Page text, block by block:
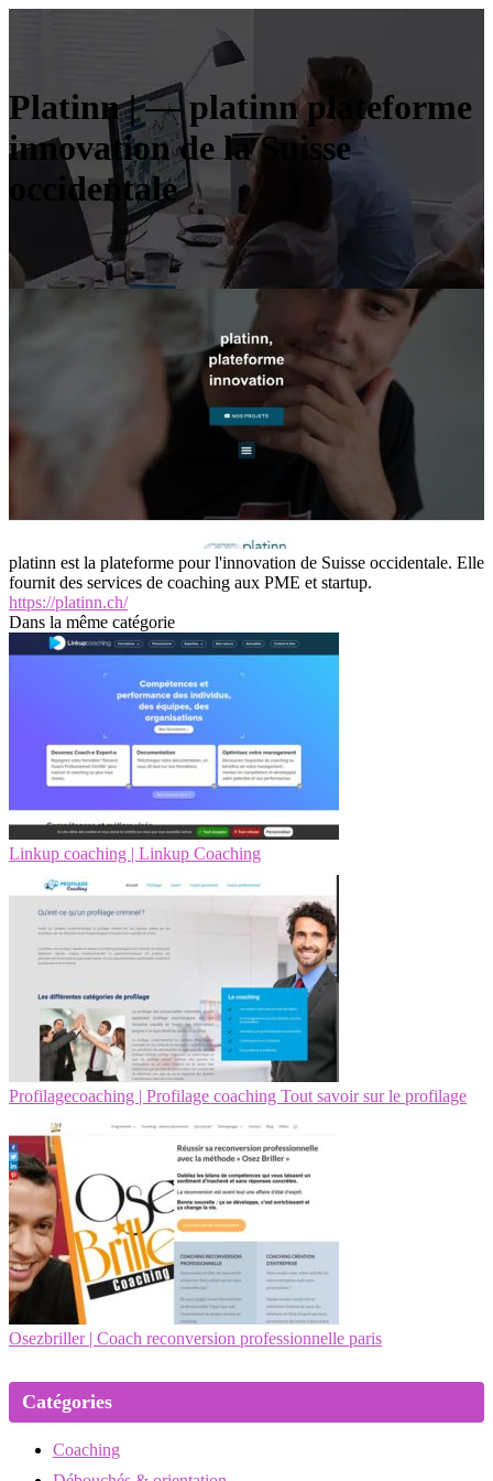
Platinn | — platinn plateforme
innovation de la Suisse
occidentale
platinn est la plateforme pour l'innovation de Suisse occidentale. Elle
fournit des services de coaching aux PME et startup.
https://platinn.ch/
Dans la même catégorie
Linkup coaching | Linkup Coaching
Profilagecoa­ching | Profilage coaching Tout savoir sur le profilage
Osezbriller | Coach re­con­ver­sion profes­sionnel­le paris
Catégories
Coaching